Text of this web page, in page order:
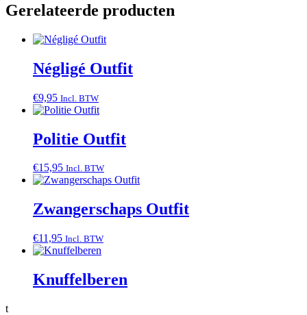
Gerelateerde producten
Négligé Outfit
€9,95 Incl. BTW
Politie Outfit
€15,95 Incl. BTW
Zwangerschaps Outfit
€11,95 Incl. BTW
Knuffelberen
t